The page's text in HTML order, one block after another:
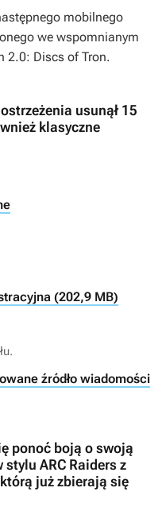
mobilnego
we wspomnianym
2.0: Discs of Tron.
usunął 15
klasyczne
(202,9 MB)
źródło wiadomości
ponoć boją o swoją
ARC Raiders z
już zbierają się